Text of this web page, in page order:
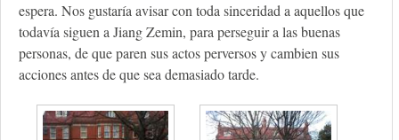
espera. Nos gustaría avisar con toda sinceridad a aquellos que
todavía siguen a Jiang Zemin, para perseguir a las buenas
personas, de que paren sus actos perversos y cambien sus
acciones antes de que sea demasiado tarde.